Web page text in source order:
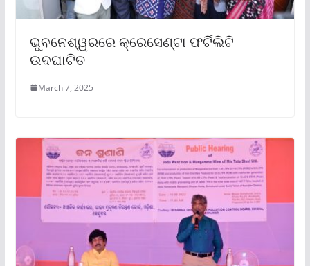
ଭୁବନେଶ୍ୱରରେ କ୍ରେସେଣ୍ଟା ଫର୍ଟିଲିଟି
ଉଦଘାଟିତ
March 7, 2025